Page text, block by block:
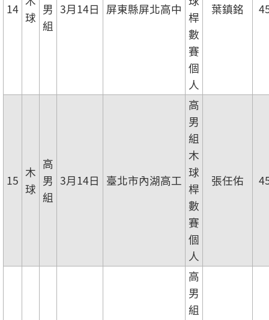
14
球
男
組
3月14日 屏東縣屏北高中
桿
數
賽
個
人
葉鎮銘
15
木
球
高
男
組
3月14日 臺北市內湖高工
高
男
組
木
球
桿
數
賽
個
人
張任佑
高
男
組